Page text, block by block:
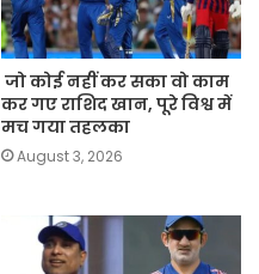
जो कोई नहीं कर सका वो काम
कर गए राशिद खान, पूरे विश्व में
मच गया तहलका
August 3, 2026